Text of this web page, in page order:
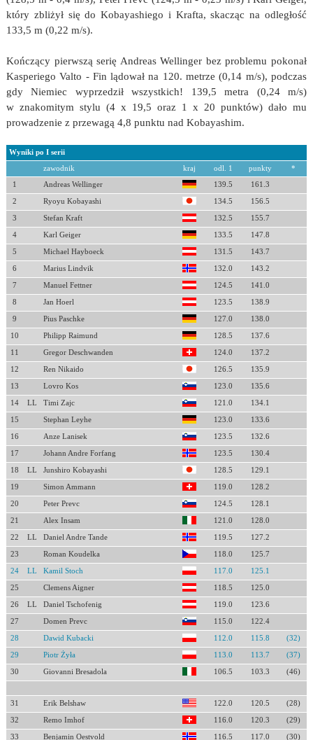
który zbliżył się do Kobayashiego i Krafta, skacząc na odległość
133,5 m (0,22 m/s).
Kończący pierwszą serię Andreas Wellinger bez problemu pokonał
Kasperiego Valto - Fin lądował na 120. metrze (0,14 m/s), podczas
gdy Niemiec wyprzedził wszystkich! 139,5 metra (0,24 m/s)
w znakomitym stylu (4 x 19,5 oraz 1 x 20 punktów) dało mu
prowadzenie z przewagą 4,8 punktu nad Kobayashim.
Wyniki po I serii
zawodnik kraj odl. 1 punkty *
1 Andreas Wellinger 139.5 161.3
2 Ryoyu Kobayashi 134.5 156.5
3 Stefan Kraft 132.5 155.7
4 Karl Geiger 133.5 147.8
5 Michael Hayboeck 131.5 143.7
6 Marius Lindvik 132.0 143.2
7 Manuel Fettner 124.5 141.0
8 Jan Hoerl 123.5 138.9
9 Pius Paschke 127.0 138.0
10 Philipp Raimund 128.5 137.6
11 Gregor Deschwanden 124.0 137.2
12 Ren Nikaido 126.5 135.9
13 Lovro Kos 123.0 135.6
14 LL Timi Zajc 121.0 134.1
15 Stephan Leyhe 123.0 133.6
16 Anze Lanisek 123.5 132.6
17 Johann Andre Forfang 123.5 130.4
18 LL Junshiro Kobayashi 128.5 129.1
19 Simon Ammann 119.0 128.2
20 Peter Prevc 124.5 128.1
21 Alex Insam 121.0 128.0
22 LL Daniel Andre Tande 119.5 127.2
23 Roman Koudelka 118.0 125.7
24 LL Kamil Stoch 117.0 125.1
25 Clemens Aigner 118.5 125.0
26 LL Daniel Tschofenig 119.0 123.6
27 Domen Prevc 115.0 122.4
28 Dawid Kubacki 112.0 115.8 (32)
29 Piotr Żyła 113.0 113.7 (37)
30 Giovanni Bresadola 106.5 103.3 (46)
31 Erik Belshaw 122.0 120.5 (28)
32 Remo Imhof 116.0 120.3 (29)
33 Benjamin Oestvold 116.5 117.0 (30)